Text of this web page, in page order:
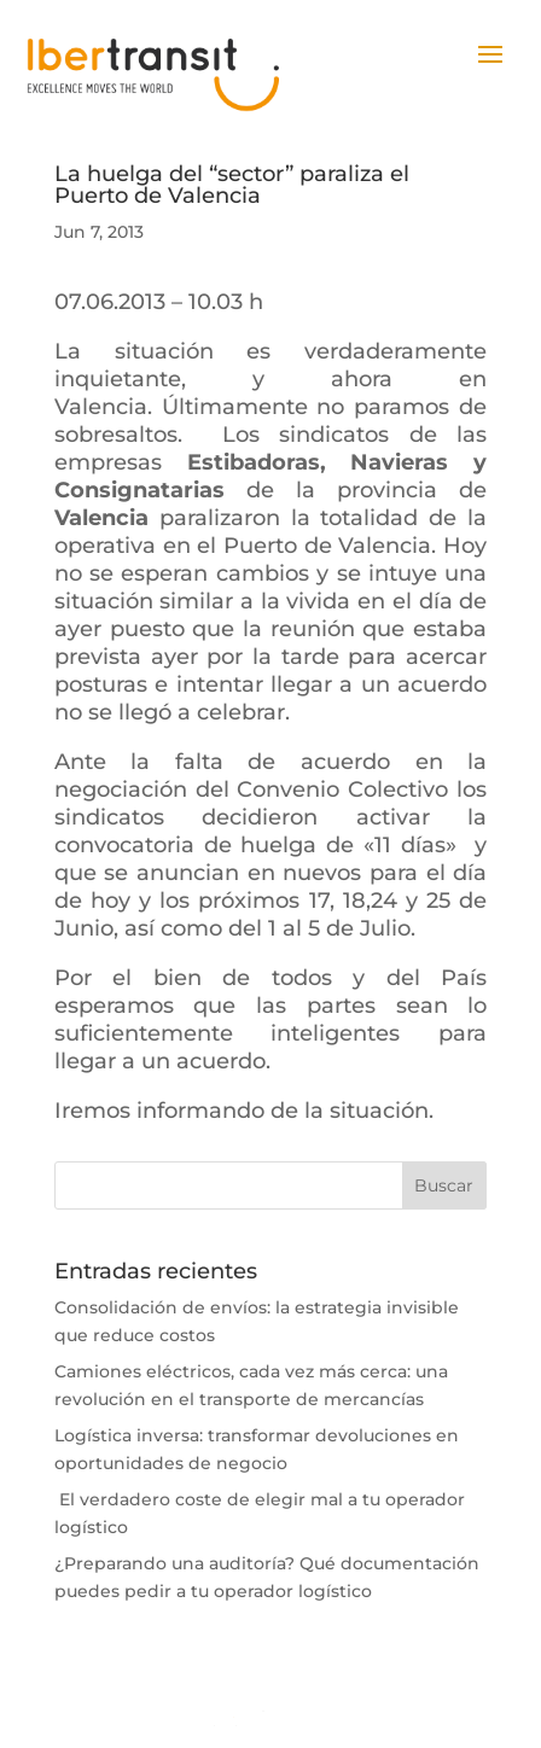
La huelga del “sector” paraliza el
Puerto de Valencia
Jun 7, 2013
07.06.2013 – 10.03 h
La situación es verdaderamente
inquietante, y ahora en
Valencia. Últimamente no paramos de
sobresaltos. Los sindicatos de las
empresas Estibadoras, Navieras y
Consignatarias de la provincia de
Valencia paralizaron la totalidad de la
operativa en el Puerto de Valencia. Hoy
no se esperan cambios y se intuye una
situación similar a la vivida en el día de
ayer puesto que la reunión que estaba
prevista ayer por la tarde para acercar
posturas e intentar llegar a un acuerdo
no se llegó a celebrar.
Ante la falta de acuerdo en la
negociación del Convenio Colectivo los
sindicatos decidieron activar la
convocatoria de huelga de «11 días» y
que se anuncian en nuevos para el día
de hoy y los próximos 17, 18,24 y 25 de
Junio, así como del 1 al 5 de Julio.
Por el bien de todos y del País
esperamos que las partes sean lo
suficientemente inteligentes para
llegar a un acuerdo.
Iremos informando de la situación.
Entradas recientes
Consolidación de envíos: la estrategia invisible
que reduce costos
Camiones eléctricos, cada vez más cerca: una
revolución en el transporte de mercancías
Logística inversa: transformar devoluciones en
oportunidades de negocio
El verdadero coste de elegir mal a tu operador
logístico
¿Preparando una auditoría? Qué documentación
puedes pedir a tu operador logístico